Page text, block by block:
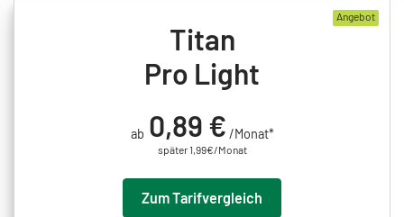
Angebot
Titan
Pro Light
ab 0,89 € /Monat*
später 1,99€/Monat
Zum Tarifvergleich